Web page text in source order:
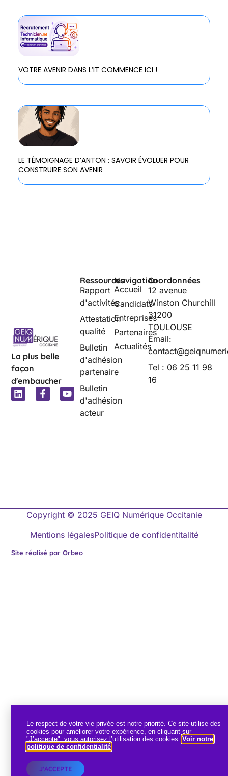
VOTRE AVENIR DANS L’IT COMMENCE ICI !
LE TÉMOIGNAGE D’ANTON : SAVOIR ÉVOLUER POUR
CONSTRUIRE SON AVENIR
La plus belle
façon
d'embaucher
Navigation
Accueil
Candidats
Entreprises
Partenaires
Actualités
Ressources
Rapport
d'activités
Attestation
qualité
Bulletin
d'adhésion
partenaire
Bulletin
d'adhésion
acteur
Coordonnées
12 avenue
Winston Churchill
31200
TOULOUSE
Email:
Tel : 06 25 11 98
16
Copyright © 2025 GEIQ Numérique Occitanie
Mentions légalesPolitique de confidentitalité
Site réalisé parOrbeo
Le respect de votre vie privée est notre priorité. Ce site utilise des
cookies pour améliorer votre expérience, en cliquant sur
"J’accepte", vous autorisez l’utilisation des cookies. Voir notre
politique de confidentialité
J'ACCEPTE